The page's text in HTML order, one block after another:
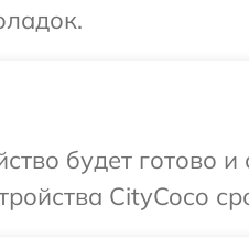
будет готово
CityCoco